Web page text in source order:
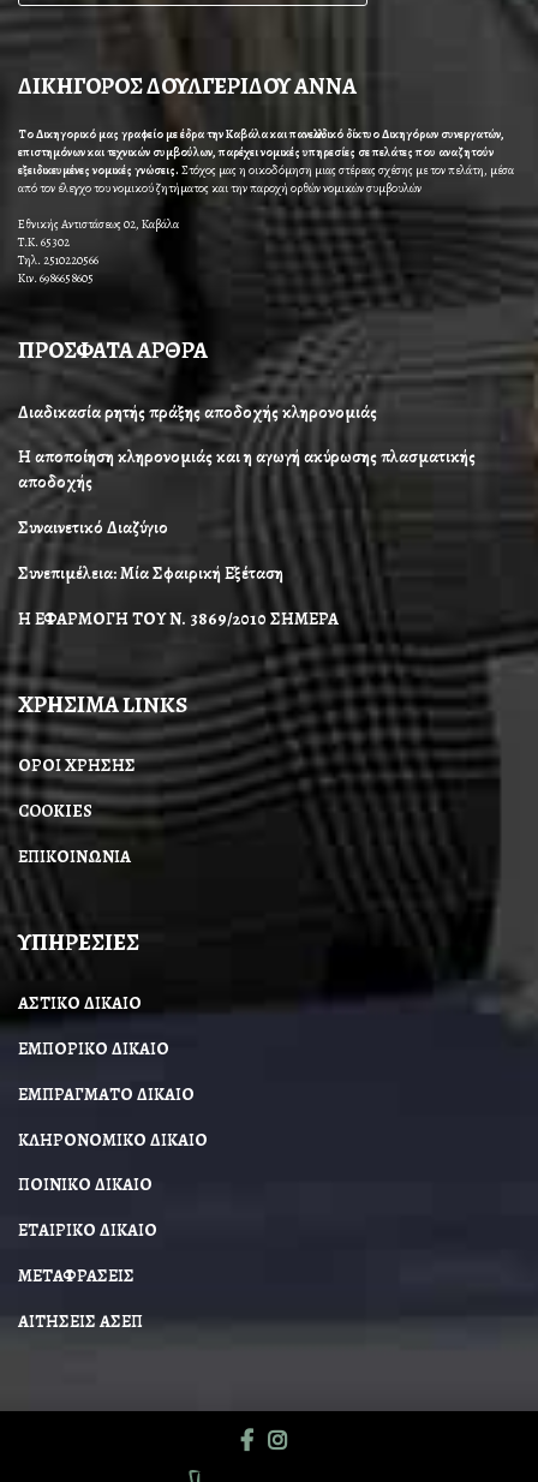
ΔΙΚΗΓΟΡΟΣ ΔΟΥΛΓΕΡΙΔΟΥ ΑΝΝΑ
Το Δικηγορικό μας γραφείο με έδρα την Καβάλα και πανελλαδικό δίκτυο Δικηγόρων συνεργατών,
επιστημόνων και τεχνικών συμβούλων, παρέχει νομικές υπηρεσίες σε πελάτες που αναζητούν
εξειδικευμένες νομικές γνώσεις. Στόχος μας η οικοδόμηση μιας στέρεας σχέσης με τον πελάτη, μέσα
από τον έλεγχο του νομικού ζητήματος και την παροχή ορθών νομικών συμβουλών
Εθνικής Αντιστάσεως 02, Καβάλα
Τ.Κ. 65302
Τηλ. 2510220566
Κιν. 6986658605
ΠΡΟΣΦΑΤΑ ΑΡΘΡΑ
Διαδικασία ρητής πράξης αποδοχής κληρονομιάς
Η αποποίηση κληρονομιάς και η αγωγή ακύρωσης πλασματικής
αποδοχής
Συναινετικό Διαζύγιο
Συνεπιμέλεια: Μία Σφαιρική Εξέταση
Η ΕΦΑΡΜΟΓΗ ΤΟΥ Ν. 3869/2010 ΣΗΜΕΡΑ
ΧΡΗΣΙΜΑ LINKS
ΟΡΟΙ ΧΡΗΣΗΣ
COOKIES
ΕΠΙΚΟΙΝΩΝΙΑ
ΥΠΗΡΕΣΙΕΣ
ΑΣΤΙΚΟ ΔΙΚΑΙΟ
ΕΜΠΟΡΙΚΟ ΔΙΚΑΙΟ
ΕΜΠΡΑΓΜΑΤΟ ΔΙΚΑΙΟ
ΚΛΗΡΟΝΟΜΙΚΟ ΔΙΚΑΙΟ
ΠΟΙΝΙΚΟ ΔΙΚΑΙΟ
ΕΤΑΙΡΙΚΟ ΔΙΚΑΙΟ
ΜΕΤΑΦΡΑΣΕΙΣ
ΑΙΤΗΣΕΙΣ ΑΣΕΠ